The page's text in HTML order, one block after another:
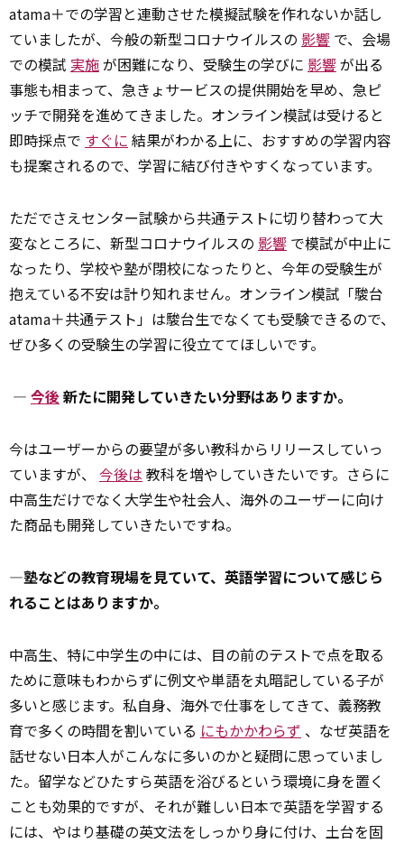
atama＋での学習と連動させた模擬試験を作れないか話し
ていましたが、今般の新型コロナウイルスの 影響 で、会場
での模試 実施が困難になり、受験生の学びに 影響が出る
事態も相まって、急きょサービスの提供開始を早め、急ピ
ッチで開発を進めてきました。オンライン模試は受けると
即時採点で すぐに 結果がわかる上に、おすすめの学習内容
も提案されるので、学習に結び付きやすくなっています。
ただでさえセンター試験から共通テストに切り替わって大
変なところに、新型コロナウイルスの 影響 で模試が中止に
なったり、学校や塾が閉校になったりと、今年の受験生が
抱えている不安は計り知れません。オンライン模試「駿台
atama＋共通テスト」は駿台生でなくても受験できるので、
ぜひ多くの受験生の学習に役立ててほしいです。
― 今後新たに開発していきたい分野はありますか。
今はユーザーからの要望が多い教科からリリースしていっ
ていますが、 今後は 教科を増やしていきたいです。さらに
中高生だけでなく大学生や社会人、海外のユーザーに向け
た商品も開発していきたいですね。
―塾などの教育現場を見ていて、英語学習について感じら
れることはありますか。
中高生、特に中学生の中には、目の前のテストで点を取る
ために意味もわからずに例文や単語を丸暗記している子が
多いと感じます。私自身、海外で仕事をしてきて、義務教
育で多くの時間を割いている にもかかわらず 、なぜ英語を
話せない日本人がこんなに多いのかと疑問に思っていまし
た。留学などひたすら英語を浴びるという環境に身を置く
ことも効果的ですが、それが難しい日本で英語を学習する
には、やはり基礎の英文法をしっかり身に付け、土台を固